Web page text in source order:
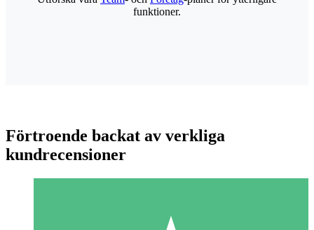
funktioner.
Förtroende backat av verkliga
kundrecensioner